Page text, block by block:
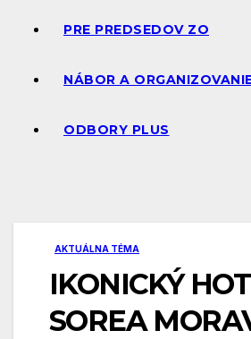
PRE PREDSEDOV ZO
NÁBOR A
ODBORY PLUS
AKTUÁLNA TÉMA
IKONICKÝ
SOREA